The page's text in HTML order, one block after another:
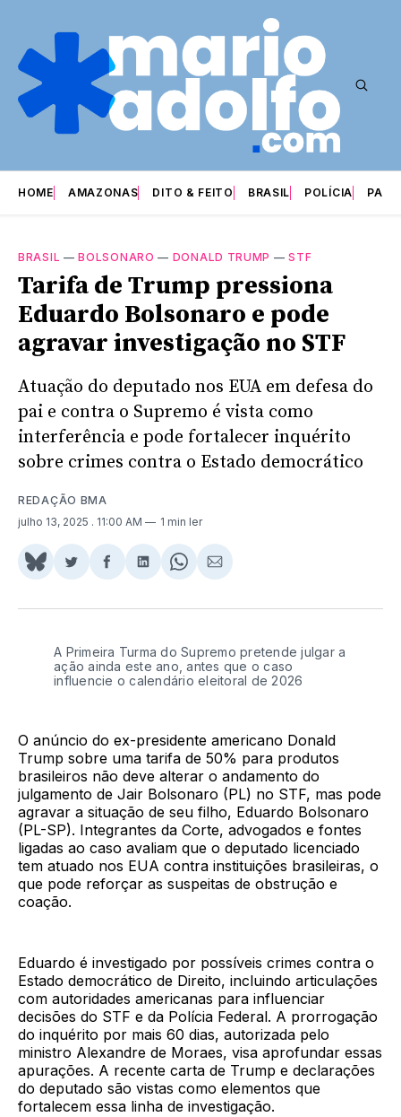
HOME AMAZONAS DITO & FEITO BRASIL POLÍCIA
BRASIL —BOLSONARO — DONALD TRUMP —STF
Tarifa de Trump pressiona
Eduardo Bolsonaro e pode
agravar investigação no STF
Atuação do deputado nos EUA em defesa do
pai e contra o Supremo é vista como
interferência e pode fortalecer inquérito
sobre crimes contra o Estado democrático
REDAÇÃO BMA
julho 13, 2025 . 11:00 AM 1 min ler
Share
BlueSky
Compartilhar
Twitter
Compartilhar
Facebook
Compartilhar
LinkedIn
Share
WhatsApp
Compartilhar
Email
A Primeira Turma do Supremo pretende julgar a
ação ainda este ano, antes que o caso
influencie o calendário eleitoral de 2026
O anúncio do ex-presidente americano Donald
Trump sobre uma tarifa de 50% para produtos
brasileiros não deve alterar o andamento do
julgamento de Jair Bolsonaro (PL) no STF, mas pode
agravar a situação de seu filho, Eduardo Bolsonaro
(PL-SP). Integrantes da Corte, advogados e fontes
ligadas ao caso avaliam que o deputado licenciado
tem atuado nos EUA contra instituições brasileiras, o
que pode reforçar as suspeitas de obstrução e
coação.
Eduardo é investigado por possíveis crimes contra o
Estado democrático de Direito, incluindo articulações
com autoridades americanas para influenciar
decisões do STF e da Polícia Federal. A prorrogação
do inquérito por mais 60 dias, autorizada pelo
ministro Alexandre de Moraes, visa aprofundar essas
apurações. A recente carta de Trump e declarações
do deputado são vistas como elementos que
fortalecem essa linha de investigação.